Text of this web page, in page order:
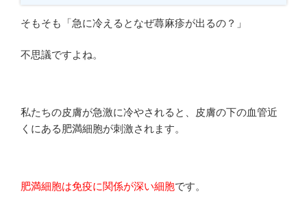
そもそも「急に冷えるとなぜ蕁麻疹が出るの？」
不思議ですよね。
私たちの皮膚が急激に冷やされると、皮膚の下の血管近
くにある肥満細胞が刺激されます。
肥満細胞は免疫に関係が深い細胞です。